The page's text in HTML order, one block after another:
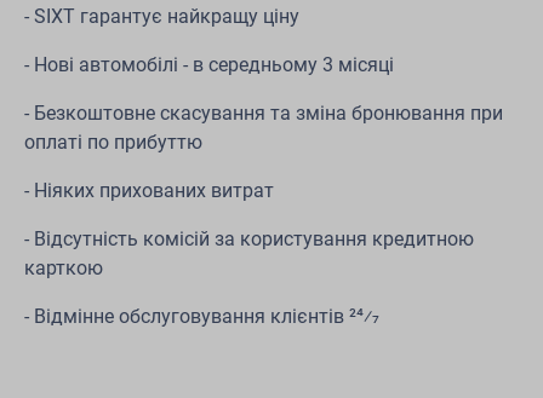
- SIXT гарантує найкращу ціну
- Нові автомобілі - в середньому 3 місяці
- Безкоштовне скасування та зміна бронювання при
оплаті по прибуттю
- Ніяких прихованих витрат
- Відсутність комісій за користування кредитною
карткою
- Відмінне обслуговування клієнтів 24⁄7